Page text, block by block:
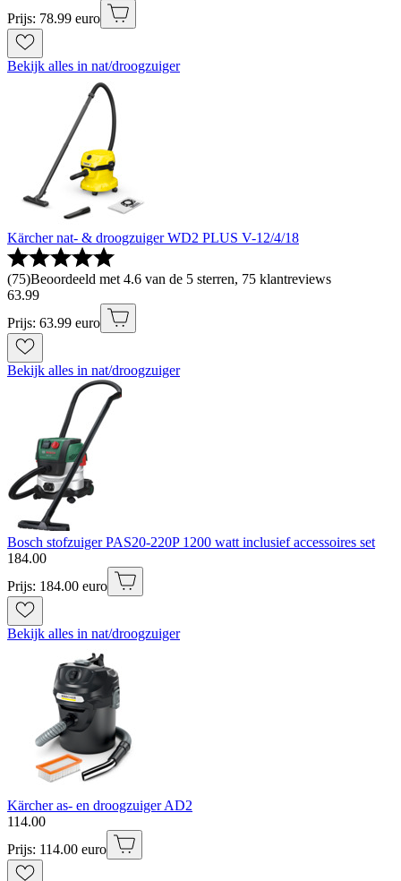
Prijs: 78.99 euro
Bekijk alles in nat/droogzuiger
Kärcher nat- & droogzuiger WD2 PLUS V-12/4/18
(75)Beoordeeld met 4.6 van de 5 sterren, 75 klantreviews
63.99
Prijs: 63.99 euro
Bekijk alles in nat/droogzuiger
Bosch stofzuiger PAS20-220P 1200 watt inclusief accessoires set
184.00
Prijs: 184.00 euro
Bekijk alles in nat/droogzuiger
Kärcher as- en droogzuiger AD2
114.00
Prijs: 114.00 euro